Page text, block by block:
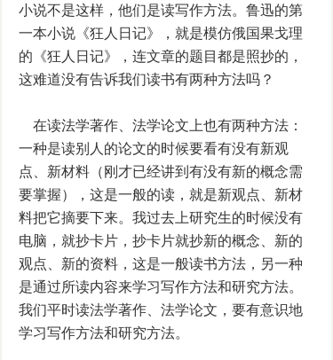
小说不是这样，他们是读写作方法。鲁迅的第
一本小说《狂人日记》，就是模仿俄国果戈理
的《狂人日记》，连文章的题目都是照抄的，
这难道没有告诉我们读书有两种方法吗？
在读法学著作、法学论文上也有两种方法：
一种是读别人的论文的时候要看有没有新观
点、新材料（刚才已经讲到有没有新的概念需
要掌握），这是一般的读，就是新观点、新材
料把它摘要下来。我过去上研究生的时候没有
电脑，就抄卡片，抄卡片就抄新的概念、新的
观点、新的资料，这是一般读书方法，另一种
是通过所读内容来学习写作方法和研究方法。
我们平时读法学著作、法学论文，要有意识地
学习写作方法和研究方法。